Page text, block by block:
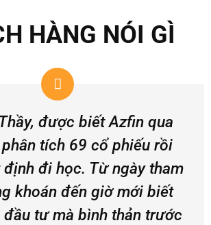
HÀNG NÓI GÌ
được biết Azfin qua
tích 69 cổ phiếu rồi
đi học. Từ ngày tham
khoán đến giờ mới biết
đầu tư mà bình thản trước